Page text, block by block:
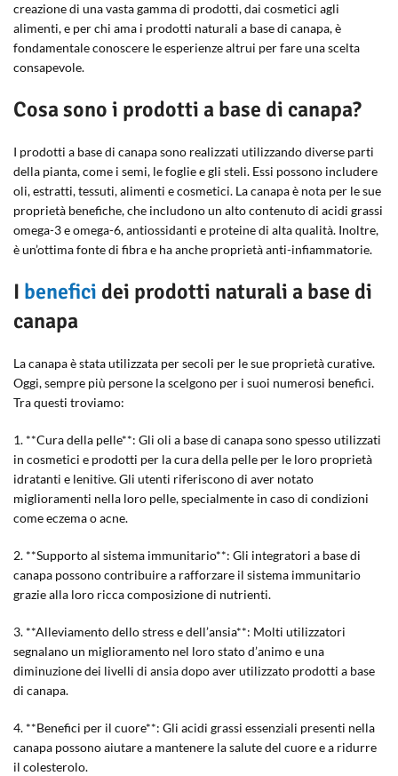
creazione di una vasta gamma di prodotti, dai cosmetici agli
alimenti, e per chi ama i prodotti naturali a base di canapa, è
fondamentale conoscere le esperienze altrui per fare una scelta
consapevole.
Cosa sono i prodotti a base di canapa?
I prodotti a base di canapa sono realizzati utilizzando diverse parti
della pianta, come i semi, le foglie e gli steli. Essi possono includere
oli, estratti, tessuti, alimenti e cosmetici. La canapa è nota per le sue
proprietà benefiche, che includono un alto contenuto di acidi grassi
omega-3 e omega-6, antiossidanti e proteine di alta qualità. Inoltre,
è un’ottima fonte di fibra e ha anche proprietà anti-infiammatorie.
I benefici dei prodotti naturali a base di
canapa
La canapa è stata utilizzata per secoli per le sue proprietà curative.
Oggi, sempre più persone la scelgono per i suoi numerosi benefici.
Tra questi troviamo:
1. **Cura della pelle**: Gli oli a base di canapa sono spesso utilizzati
in cosmetici e prodotti per la cura della pelle per le loro proprietà
idratanti e lenitive. Gli utenti riferiscono di aver notato
miglioramenti nella loro pelle, specialmente in caso di condizioni
come eczema o acne.
2. **Supporto al sistema immunitario**: Gli integratori a base di
canapa possono contribuire a rafforzare il sistema immunitario
grazie alla loro ricca composizione di nutrienti.
3. **Alleviamento dello stress e dell’ansia**: Molti utilizzatori
segnalano un miglioramento nel loro stato d’animo e una
diminuzione dei livelli di ansia dopo aver utilizzato prodotti a base
di canapa.
4. **Benefici per il cuore**: Gli acidi grassi essenziali presenti nella
canapa possono aiutare a mantenere la salute del cuore e a ridurre
il colesterolo.